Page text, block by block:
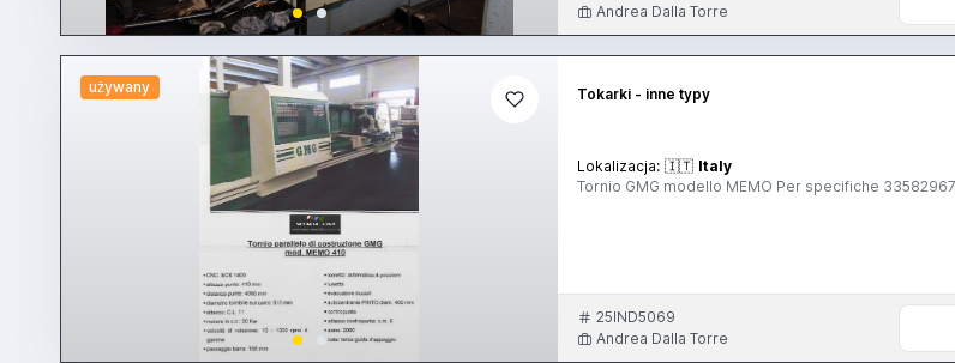
Andrea Dalla Torre
używany
Tokarki - inne typy
Lokalizacja: 🇮🇹 Italy
Tornio GMG modello MEMO Per specifiche
25IND5069
Andrea Dalla Torre